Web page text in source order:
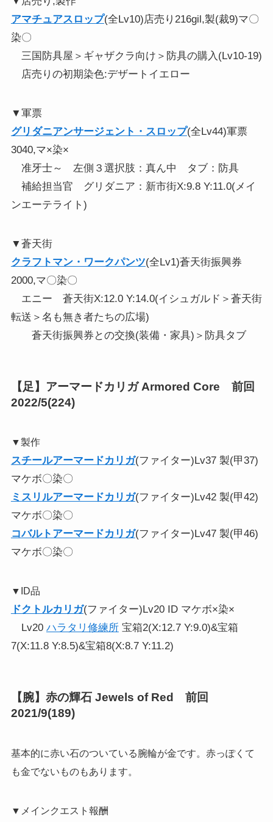
アマチュアスロップ(全Lv10)店売り216gil,製(裁9)マ〇
染〇
三国防具屋＞ギャザクラ向け＞防具の購入(Lv10-19)
店売りの初期染色:デザートイエロー
▼軍票
グリダニアンサージェント・スロップ(全Lv44)軍票
3040,マ×染×
准牙士～ 左側３選択肢：真ん中 タブ：防具
補給担当官 グリダニア：新市街X:9.8 Y:11.0(メイ
ンエーテライト)
▼蒼天街
クラフトマン・ワークパンツ(全Lv1)蒼天街振興券
2000,マ〇染〇
エニー 蒼天街X:12.0 Y:14.0(イシュガルド＞蒼天街
転送＞名も無き者たちの広場)
蒼天街振興券との交換(装備・家具)＞防具タブ
【足】アーマードカリガ Armored Core 前回
2022/5(224)
▼製作
スチールアーマードカリガ(ファイター)Lv37 製(甲37)
マケボ〇染〇
ミスリルアーマードカリガ(ファイター)Lv42 製(甲42)
マケボ〇染〇
コバルトアーマードカリガ(ファイター)Lv47 製(甲46)
マケボ〇染〇
▼ID品
ドクトルカリガ(ファイター)Lv20 ID マケボ×染×
Lv20 ハラタリ修練所宝箱2(X:12.7 Y:9.0)&宝箱
7(X:11.8 Y:8.5)&宝箱8(X:8.7 Y:11.2)
【腕】赤の輝石 Jewels of Red 前回
2021/9(189)
基本的に赤い石のついている腕輪が金です。赤っぽくて
も金でないものもあります。
▼メインクエスト報酬